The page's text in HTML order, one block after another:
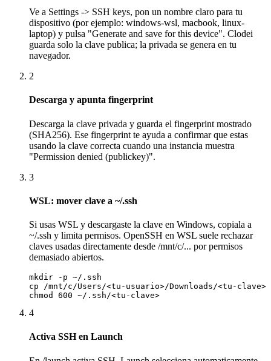
Ve a Settings -> SSH keys, pon un nombre claro para tu
dispositivo (por ejemplo: windows-wsl, macbook, linux-
laptop) y pulsa "Generate and save for this device". Clodei
guarda solo la clave publica; la privada se genera en tu
navegador.
2
Descarga y apunta fingerprint
Descarga la clave privada y guarda el fingerprint mostrado
(SHA256). Ese fingerprint te ayuda a confirmar que estas
usando la clave correcta cuando una instancia muestra
"Permission denied (publickey)".
3
WSL: mover clave a ~/.ssh
Si usas WSL y descargaste la clave en Windows, copiala a
~/.ssh y limita permisos. OpenSSH en WSL suele rechazar
claves usadas directamente desde /mnt/c/... por permisos
demasiado abiertos.
mkdir -p ~/.ssh
cp /mnt/c/Users/<tu-usuario>/Downloads/<tu-
chmod 600 ~/.ssh/<tu-clave>
4
Activa SSH en Launch